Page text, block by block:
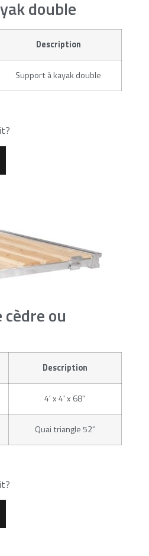
double
Description
Support à kayak double
ou
Description
4' x 4' x 68''
Quai triangle 52''